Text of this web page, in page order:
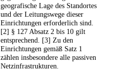
geografische Lage des Standortes
und der Leitungswege dieser
Einrichtungen erforderlich sind.
[2] § 127 Absatz 2 bis 10 gilt
entsprechend. [3] Zu den
Einrichtungen gemäß Satz 1
zählen insbesondere alle passiven
Netzinfrastrukturen.